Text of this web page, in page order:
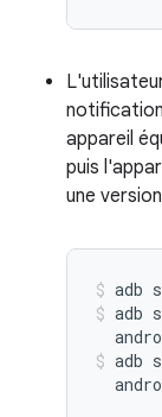
appareil
puis
une
adb
adb
adb